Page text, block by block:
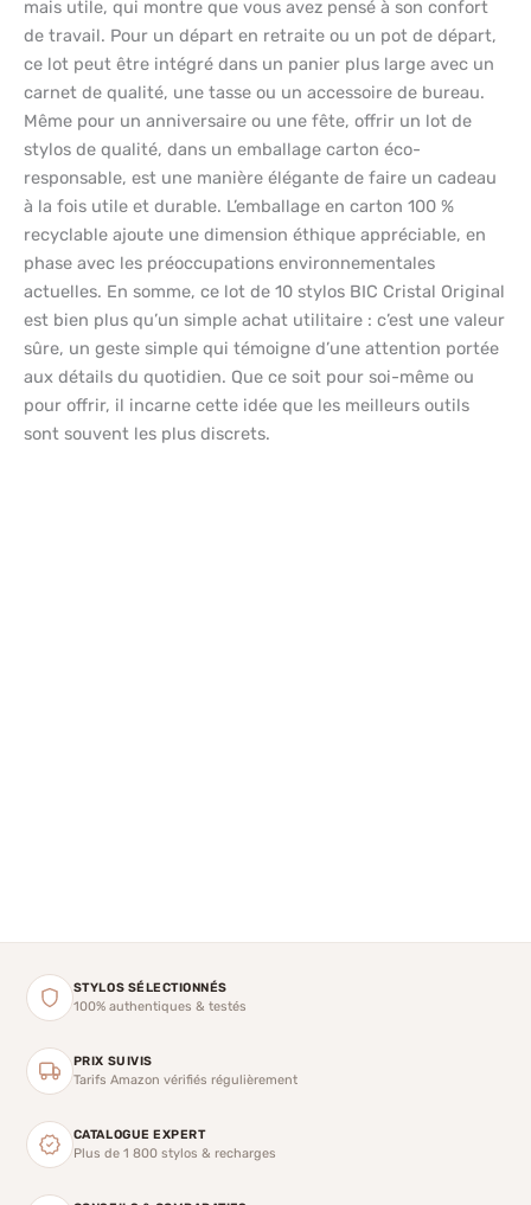
mais utile, qui montre que vous avez pensé à son confort
de travail. Pour un départ en retraite ou un pot de départ,
ce lot peut être intégré dans un panier plus large avec un
carnet de qualité, une tasse ou un accessoire de bureau.
Même pour un anniversaire ou une fête, offrir un lot de
stylos de qualité, dans un emballage carton éco-
responsable, est une manière élégante de faire un cadeau
à la fois utile et durable. L’emballage en carton 100 %
recyclable ajoute une dimension éthique appréciable, en
phase avec les préoccupations environnementales
actuelles. En somme, ce lot de 10 stylos BIC Cristal Original
est bien plus qu’un simple achat utilitaire : c’est une valeur
sûre, un geste simple qui témoigne d’une attention portée
aux détails du quotidien. Que ce soit pour soi-même ou
pour offrir, il incarne cette idée que les meilleurs outils
sont souvent les plus discrets.
STYLOS SÉLECTIONNÉS
100% authentiques & testés
PRIX SUIVIS
Tarifs Amazon vérifiés régulièrement
CATALOGUE EXPERT
Plus de 1 800 stylos & recharges